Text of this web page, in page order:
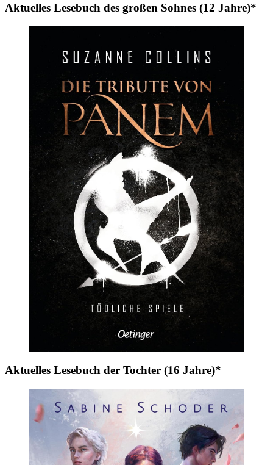
Aktuelles Lesebuch des großen Sohnes (12 Jahre)*
Aktuelles Lesebuch der Tochter (16 Jahre)*